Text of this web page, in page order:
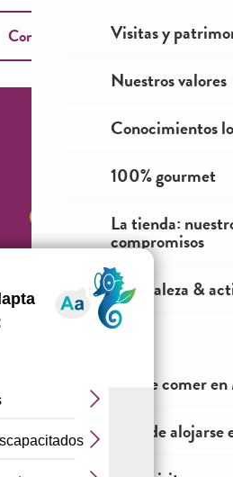
Visitas y
Nuestros valores
Conocimientos
100% gourmet
La tienda:
compromisos
Naturaleza &
ME VOY
Dónde comer
¿Dónde
Contáctenos
Condiciones generales de venta